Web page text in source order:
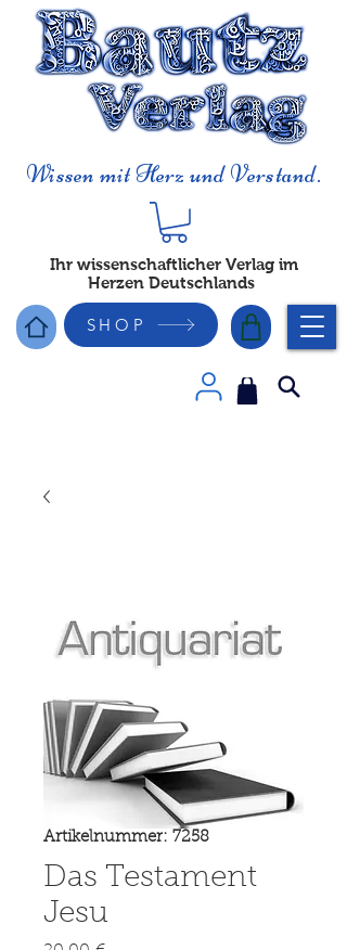
Wissen mit Herz und Verstand.
Ihr wissenschaftlicher Verlag im
Herzen Deutschlands
SHOP
Artikelnummer: 7258
Das Testament
Jesu